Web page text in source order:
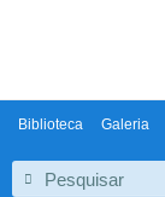
Biblioteca Galeria